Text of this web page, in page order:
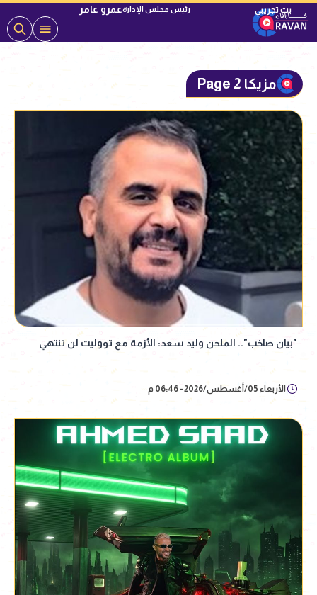
رئيس مجلس الإدارةعمرو عامر
مزيكا Page 2
"بيان صاخب".. الملحن وليد سعد: الأزمة مع تووليت لن تنتهي
الأربعاء 05/أغسطس/2026 - 06:46 م